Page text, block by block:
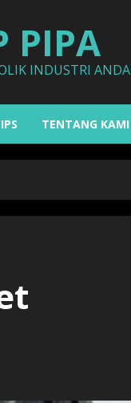
PIPA
INDUSTRI ANDA
TENTANG KAMI